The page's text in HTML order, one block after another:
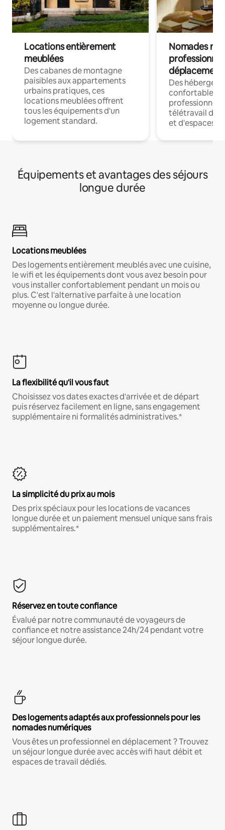
Locations entièrement
meublées
Des cabanes de montagne
paisibles aux appartements
urbains pratiques, ces
locations meublées offrent
tous les équipements d'un
logement standard.
Nomades
déplacement
Des
confortables
professionnels
télétravail
et d'espaces
Équipements et avantages des séjours
longue durée
Locations meublées
Des logements entièrement meublés avec une cuisine,
le wifi et les équipements dont vous avez besoin pour
vous installer confortablement pendant un mois ou
plus. C'est l'alternative parfaite à une location
moyenne ou longue durée.
La flexibilité qu'il vous faut
Choisissez vos dates exactes d'arrivée et de départ
puis réservez facilement en ligne, sans engagement
supplémentaire ni formalités administratives.*
La simplicité du prix au mois
Des prix spéciaux pour les locations de vacances
longue durée et un paiement mensuel unique sans frais
supplémentaires.*
Réservez en toute confiance
Évalué par notre communauté de voyageurs de
confiance et notre assistance 24h/24 pendant votre
séjour longue durée.
Des logements adaptés aux professionnels pour les
nomades numériques
Vous êtes un professionnel en déplacement ? Trouvez
un séjour longue durée avec accès wifi haut débit et
espaces de travail dédiés.